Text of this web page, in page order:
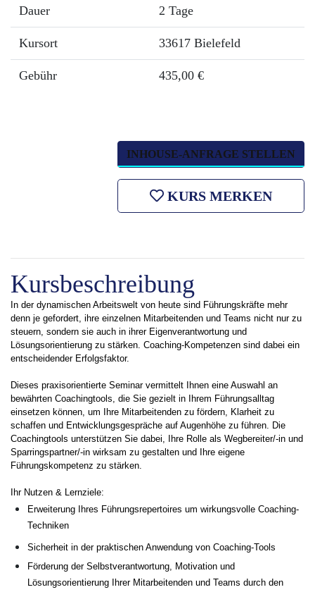
Dauer 2 Tage
Kursort 33617 Bielefeld
Gebühr 435,00 €
INHOUSE-ANFRAGE STELLEN
KURS MERKEN
Kursbeschreibung
In der dynamischen Arbeitswelt von heute sind Führungskräfte mehr
denn je gefordert, ihre einzelnen Mitarbeitenden und Teams nicht nur zu
steuern, sondern sie auch in ihrer Eigenverantwortung und
Lösungsorientierung zu stärken. Coaching-Kompetenzen sind dabei ein
entscheidender Erfolgsfaktor.
Dieses praxisorientierte Seminar vermittelt Ihnen eine Auswahl an
bewährten Coachingtools, die Sie gezielt in Ihrem Führungsalltag
einsetzen können, um Ihre Mitarbeitenden zu fördern, Klarheit zu
schaffen und Entwicklungsgespräche auf Augenhöhe zu führen. Die
Coachingtools unterstützen Sie dabei, Ihre Rolle als Wegbereiter/-in und
Sparringspartner/-in wirksam zu gestalten und Ihre eigene
Führungskompetenz zu stärken.
Ihr Nutzen & Lernziele:
Erweiterung Ihres Führungsrepertoires um wirkungsvolle Coaching-
Techniken
Sicherheit in der praktischen Anwendung von Coaching-Tools
Förderung der Selbstverantwortung, Motivation und
Lösungsorientierung Ihrer Mitarbeitenden und Teams durch den